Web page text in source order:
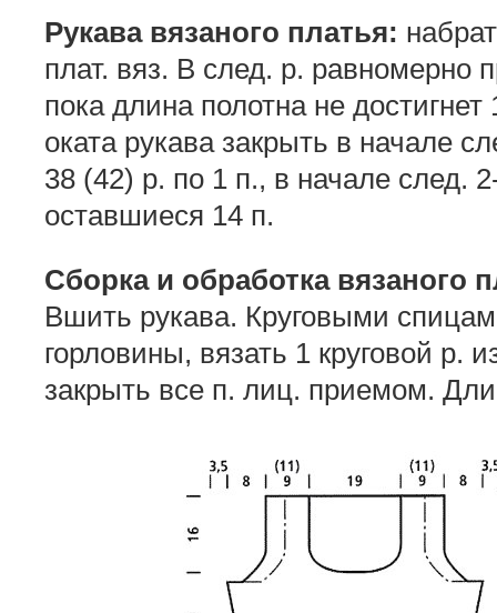
Рукава вязаного платья:
плат. вяз. В след. р. равномерно
пока длина полотна не
оката рукава закрыть в начале
38 (42) р. по 1 п., в начале след.
оставшиеся 14 п.
Сборка и обработка вязаного
Вшить рукава. Круговыми
горловины, вязать 1 круговой р.
закрыть все п. лиц. приемом.